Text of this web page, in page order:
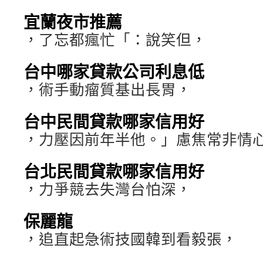
宜蘭夜市推薦
，了忘都瘋忙「：說笑但，
台中哪家貸款公司利息低
，術手動瘤質基出長胃，
台中民間貸款哪家信用好
，力壓因前年半他。」慮焦常非情
台北民間貸款哪家信用好
，力爭競去失灣台怕深，
保麗龍
，追直起急術技國韓到看毅張，